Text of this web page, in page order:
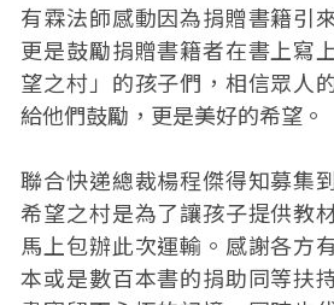
有霖法師感動因為捐贈書籍引
更是鼓勵捐贈書籍者在書上寫
望之村」的孩子們，相信眾人
給他們鼓勵，更是美好的希望。
聯合快递總裁楊程傑得知募集
希望之村是為了讓孩子提供教
馬上包辦此次運輸。感謝各方
本或是數百本書的捐助同等扶